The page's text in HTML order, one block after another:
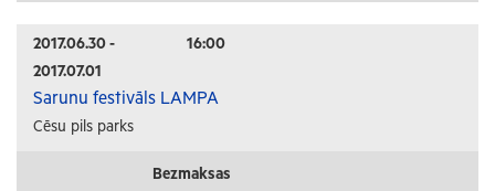
Radošās darbnīcas
Lekcijas
Interešu pasākumi
Ģimenēm ar bērniem
2017.06.30 -
2017.07.01
16:00
Sarunu festivāls LAMPA
Cēsu pils parks
Bezmaksas